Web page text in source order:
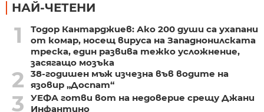
НАЙ-ЧЕТЕНИ
1
Тодор Кантарджиев: Ако 200 души са ухапани
от комар, носещ вируса на Западнонилската
треска, един развива тежко усложнение,
засягащо мозъка
2
38-годишен мъж изчезна във водите на
язовир „Доспат“
3
УЕФА готви вот на недоверие срещу Джани
Инфантино